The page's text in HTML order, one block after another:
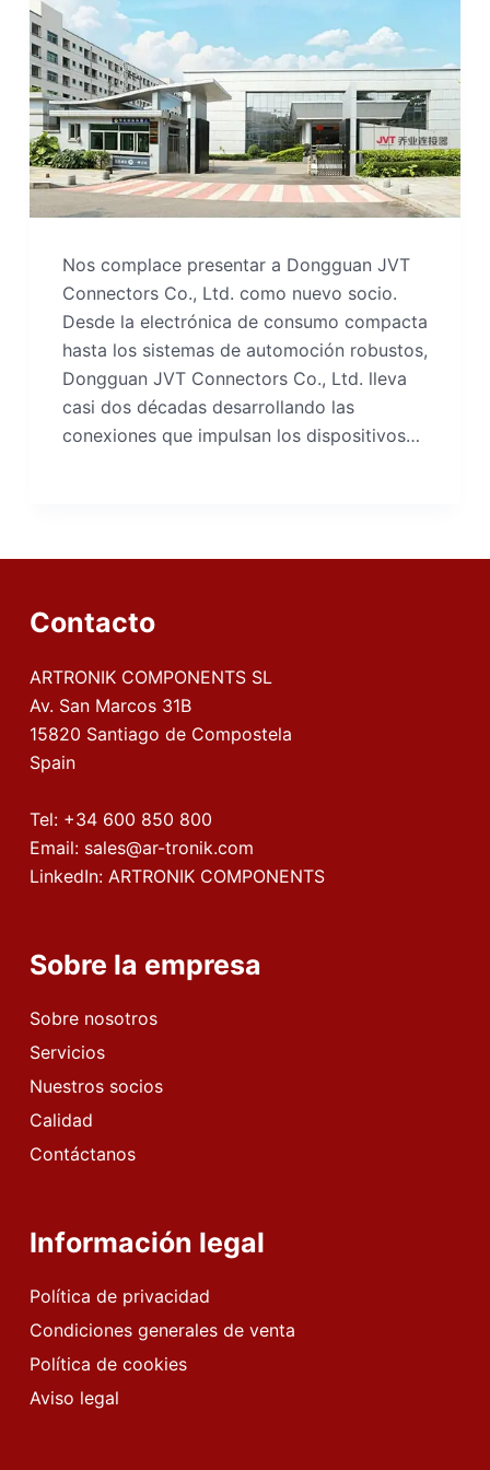
Nos complace presentar a Dongguan JVT
Connectors Co., Ltd. como nuevo socio.
Desde la electrónica de consumo compacta
hasta los sistemas de automoción robustos,
Dongguan JVT Connectors Co., Ltd. lleva
casi dos décadas desarrollando las
conexiones que impulsan los dispositivos…
Contacto
ARTRONIK COMPONENTS SL
Av. San Marcos 31B
15820 Santiago de Compostela
Spain
Tel: +34 600 850 800
Email: sales@ar-tronik.com
LinkedIn: ARTRONIK COMPONENTS
Sobre la empresa
Sobre nosotros
Servicios
Nuestros socios
Calidad
Contáctanos
Información legal
Política de privacidad
Condiciones generales de venta
Política de cookies
Aviso legal